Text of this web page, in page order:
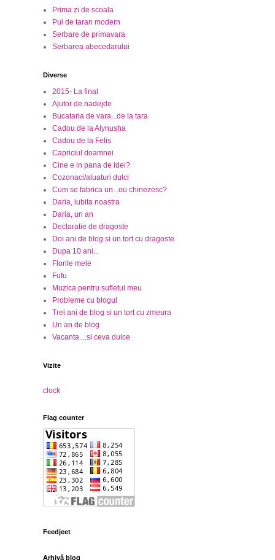
Prima zi de scoala
Pui de taran modern
Serbare de primavara
Serbarea abecedarului
Diverse
2015- La final
Ajutor de nadejde
Bucataria de vara...de la tara
Cadou de la Alynusha
Cadou de la Felis
Capriciul doamnei
Cine e in pana de idei?
Cozonaci/aluaturi dulci
Cum se fabrica un...ou chinezesc?
Daria, iubita noastra
Daria, un an
Declaratie de dragoste
Doi ani de blog si un tort cu dragoste
Dupa 10 ani...
Florile mele
Fufu
Muzica pentru sufletul meu
Probleme cu blogul
Trei ani de blog si un tort cu zmeura
Un an de blog
Vacanta....si ceva dulce
Vizite
clock
Flag counter
Feedjeet
Arhivă blog